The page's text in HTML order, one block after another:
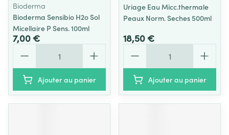
Bioderma
Bioderma Sensibio H2o Sol
Micellaire P Sens. 100ml
7,00 €
Ajouter au panier
Uriage Eau Micc.thermale
Peaux Norm. Seches 500ml
18,50 €
Ajouter au panier